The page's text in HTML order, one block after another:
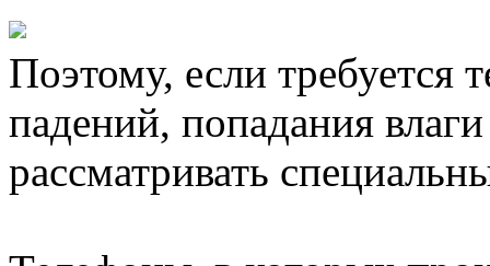
Поэтому, если требуется
падений, попадания
рассматривать